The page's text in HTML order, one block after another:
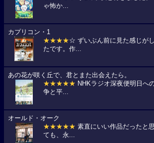
ゃ怖か...
カプリコン・1
★★★★☆ ずいぶん前に見た感じが
たです。作...
あの花が咲く丘で、君とまた出会えたら。
★★★★★ NHKラジオ深夜便明日へ
争と平...
オールド・オーク
★★★★★ 素直にいい作品だったと
ても、永...